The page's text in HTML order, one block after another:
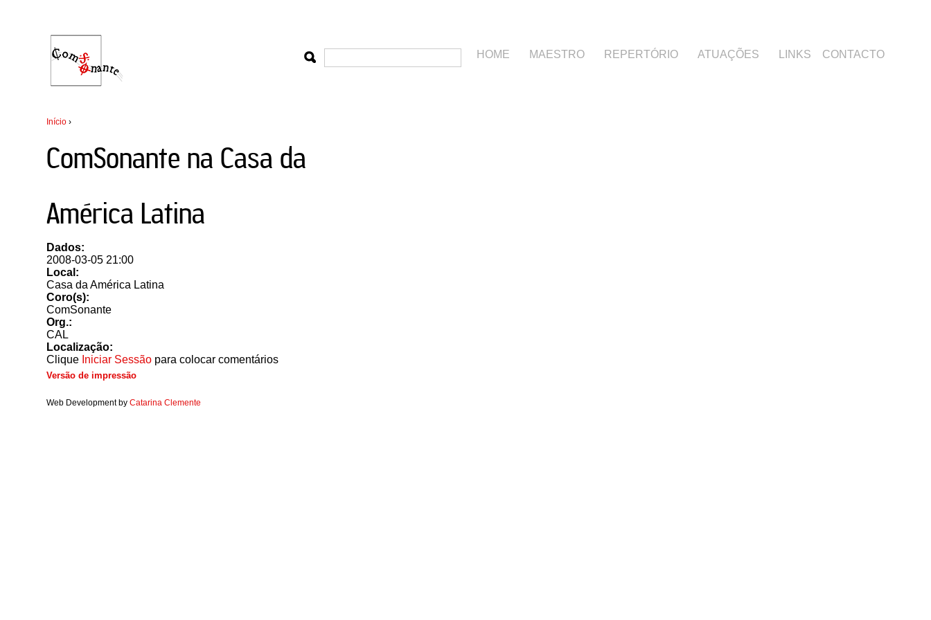
HOME MAESTRO REPERTÓRIO ATUAÇÕES LINKS CONTACTO
Início ›
ComSonante na Casa da
América Latina
Dados:
2008-03-05 21:00
Local:
Casa da América Latina
Coro(s):
ComSonante
Org.:
CAL
Localização:
Clique Iniciar Sessão para colocar comentários
Versão de impressão
Web Development byCatarina Clemente